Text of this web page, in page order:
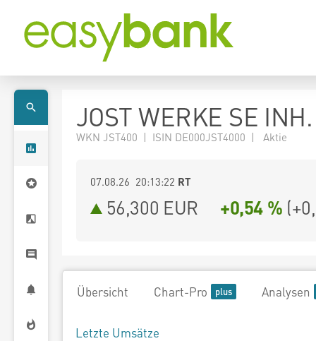
JOST WERKE SE
WKN JST400 | ISIN DE000JST4000 | Aktie
07.08.26 20:13:22 RT
56,300 EUR +0,54 % (
Übersicht Chart-Pro Analysen
Letzte Umsätze